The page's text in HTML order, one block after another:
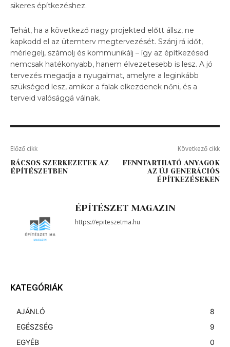
sikeres építkezéshez.
Tehát, ha a következő nagy projekted előtt állsz, ne
kapkodd el az ütemterv megtervezését. Szánj rá időt,
mérlegelj, számolj és kommunikálj – így az építkezésed
nemcsak hatékonyabb, hanem élvezetesebb is lesz. A jó
tervezés megadja a nyugalmat, amelyre a leginkább
szükséged lesz, amikor a falak elkezdenek nőni, és a
terveid valósággá válnak.
Előző cikk
RÁCSOS SZERKEZETEK AZ
ÉPÍTÉSZETBEN
Következő cikk
FENNTARTHATÓ ANYAGOK
AZ ÚJ GENERÁCIÓS
ÉPÍTKEZÉSEKEN
ÉPÍTÉSZET MAGAZIN
https://epiteszetma.hu
KATEGÓRIÁK
AJÁNLÓ
8
EGÉSZSÉG
9
EGYÉB
0